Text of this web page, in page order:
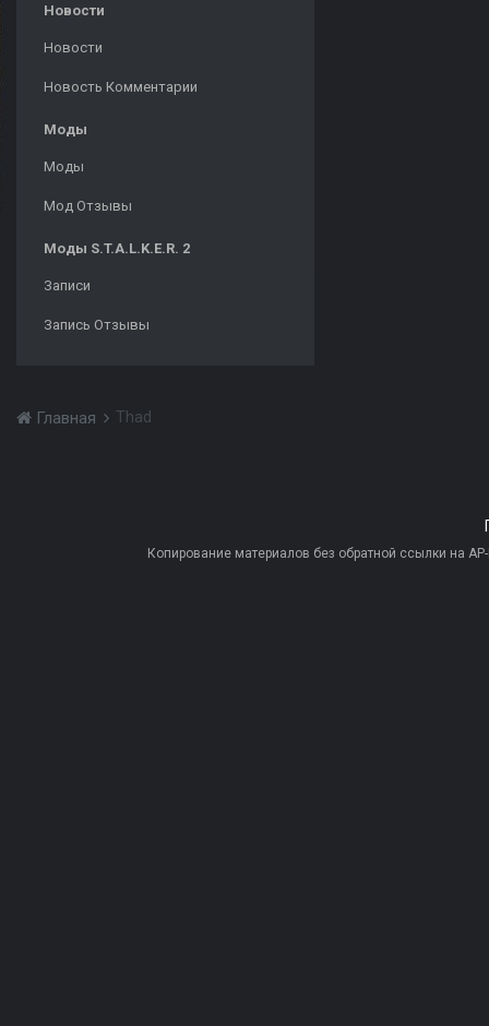
Новости
Новости
Новость Комментарии
Моды
Моды
Мод Отзывы
Моды S.T.A.L.K.E.R. 2
Записи
Запись Отзывы
Главная Thad
Копирование материалов без обратной ссылки на